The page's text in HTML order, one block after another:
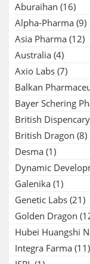
Aburaihan (16)
Alpha-Pharma (9)
Asia Pharma (12)
Australia (4)
Axio Labs (7)
Balkan
Bayer Schering
British Dispencary
British Dragon (8)
Desma (1)
Dynamic
Galenika (1)
Genetic Labs (21)
Golden Dragon
Hubei Huangshi
Integra Farma (11)